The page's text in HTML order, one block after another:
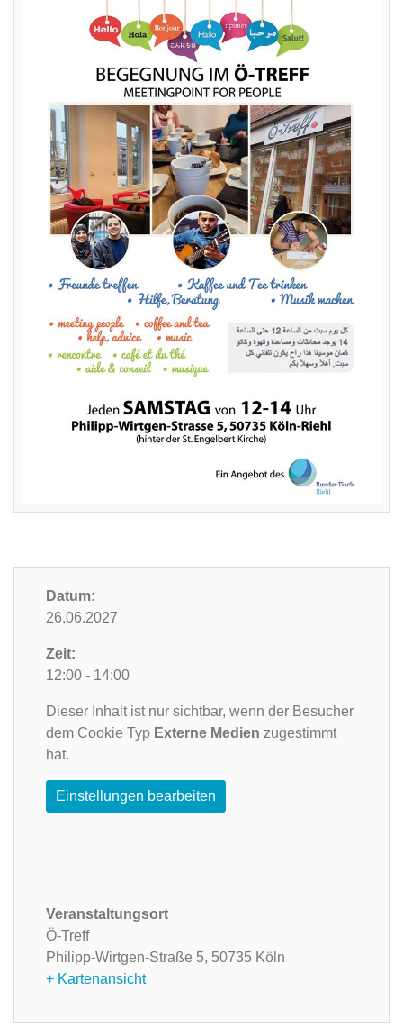
Datum:
26.06.2027
Zeit:
12:00 - 14:00
Dieser Inhalt ist nur sichtbar, wenn der Besucher
dem Cookie Typ Externe Medien zugestimmt
hat.
Einstellungen bearbeiten
Veranstaltungsort
Ö-Treff
Philipp-Wirtgen-Straße 5, 50735 Köln
+ Kartenansicht